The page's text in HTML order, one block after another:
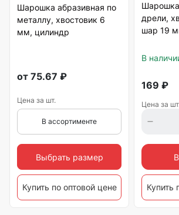
Шарошка абразивная по
металлу, хвостовик 6
мм, цилиндр
от 75.67 ₽
Цена за шт.
В ассортименте
Выбрать размер
Купить по оптовой цене
Шарошка
дрели,
шар 19
В
169 ₽
Цена за
Купить